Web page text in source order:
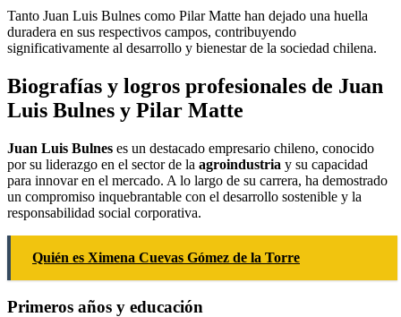
Tanto Juan Luis Bulnes como Pilar Matte han dejado una huella
duradera en sus respectivos campos, contribuyendo
significativamente al desarrollo y bienestar de la sociedad chilena.
Biografías y logros profesionales de Juan
Luis Bulnes y Pilar Matte
Juan Luis Bulnes es un destacado empresario chileno, conocido
por su liderazgo en el sector de la agroindustria y su capacidad
para innovar en el mercado. A lo largo de su carrera, ha demostrado
un compromiso inquebrantable con el desarrollo sostenible y la
responsabilidad social corporativa.
Quién es Ximena Cuevas Gómez de la Torre
Primeros años y educación